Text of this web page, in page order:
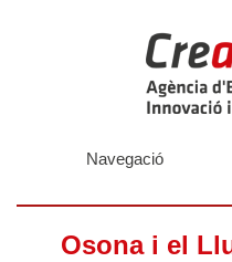
Navegació
Osona i el